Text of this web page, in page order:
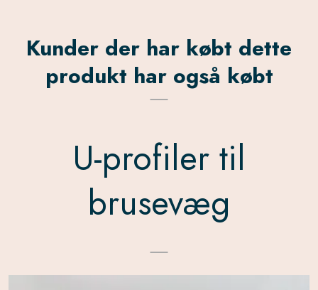
Kunder der har købt dette
produkt har også købt
U-profiler til
brusevæg